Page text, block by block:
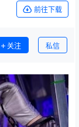
前往下载
关注 私信